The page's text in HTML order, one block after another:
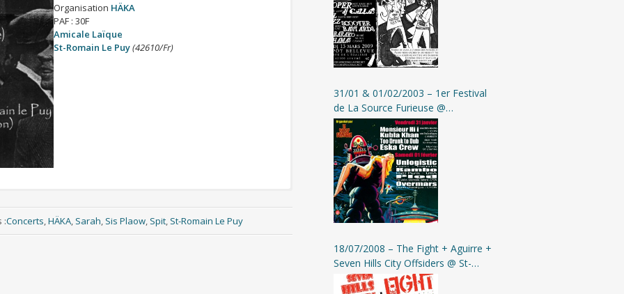
Organisation HÄKA
PAF : 30F
Amicale Laïque
St-Romain Le Puy(42610/Fr)
duForez Live
prison, ils n’ont plus jamais fait de bruit dans le Landerneau.
:Concerts,HÄKA, Sarah, Sis Plaow, Spit, St-Romain Le Puy
31/01 & 01/02/2003 – 1er Festival
de La Source Furieuse @
Montbrison
18/07/2008 – The Fight + Aguirre +
Seven Hills City Offsiders @ St-
Etienne (L’Assommoir)